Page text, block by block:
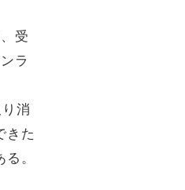
受
ラ
消
きた
。